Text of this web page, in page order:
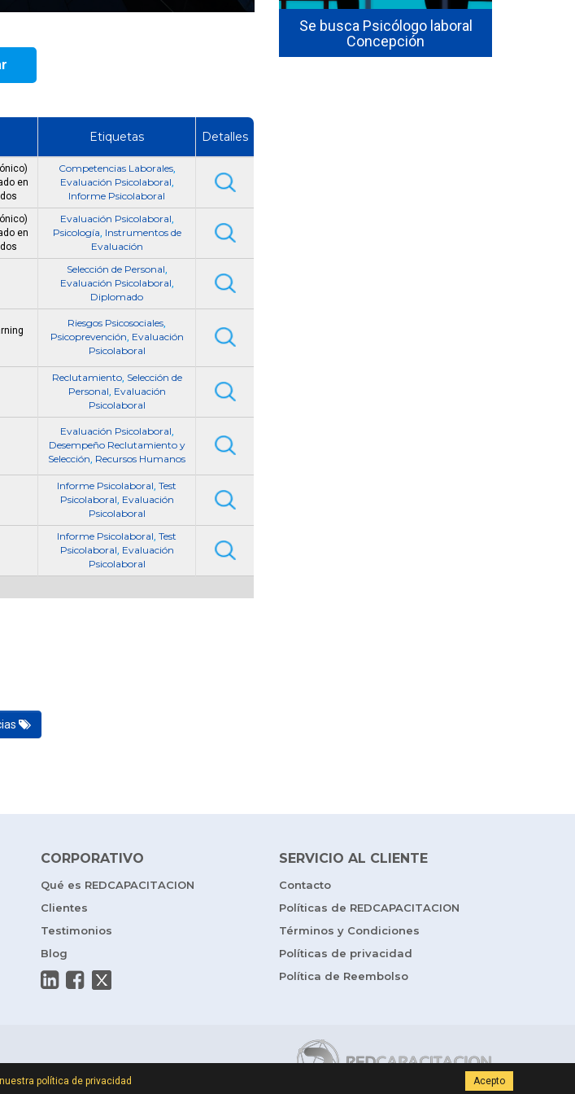
Etiquetas Detalles
en
Competencias Laborales,
Evaluación Psicolaboral,
Informe Psicolaboral
en
Evaluación Psicolaboral,
Psicología, Instrumentos de
Evaluación
Selección de Personal,
Evaluación Psicolaboral,
Diplomado
Riesgos Psicosociales,
Psicoprevención, Evaluación
Psicolaboral
Reclutamiento, Selección de
Personal, Evaluación
Psicolaboral
Evaluación Psicolaboral,
Desempeño Reclutamiento y
Selección, Recursos Humanos
Informe Psicolaboral, Test
Psicolaboral, Evaluación
Psicolaboral
Informe Psicolaboral, Test
Psicolaboral, Evaluación
Psicolaboral
Se busca Psicólogo laboral
Concepción
CORPORATIVO
Qué es REDCAPACITACION
Clientes
Testimonios
Blog
SERVICIO AL CLIENTE
Contacto
Políticas de REDCAPACITACION
Términos y Condiciones
Políticas de privacidad
Política de Reembolso
política de privacidad Acepto